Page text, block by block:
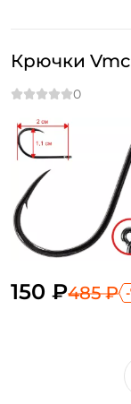
Крючки Vmc
150 ₽485 ₽